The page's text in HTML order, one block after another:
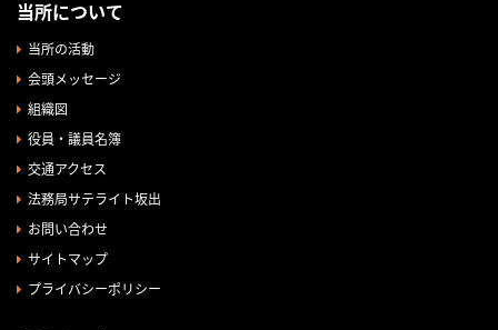
当所について
当所の活動
会頭メッセージ
組織図
役員・議員名簿
交通アクセス
法務局サテライト坂出
お問い合わせ
サイトマップ
プライバシーポリシー